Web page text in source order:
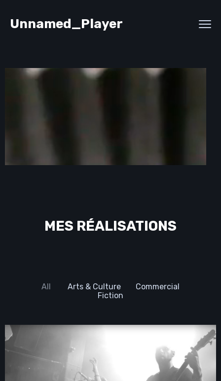
Unnamed_Player
MES RÉALISATIONS
All Arts & Culture
Commercial
Fiction